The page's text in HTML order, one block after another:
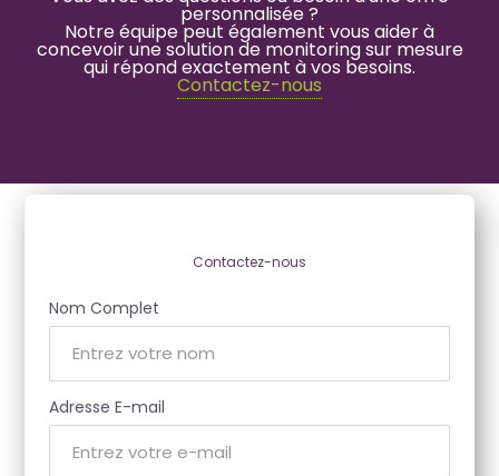
personnalisée ?
Notre équipe peut également vous aider à
concevoir une solution de monitoring sur mesure
qui répond exactement à vos besoins.
Contactez-nous
Contactez-nous
Nom Complet
Adresse E-mail